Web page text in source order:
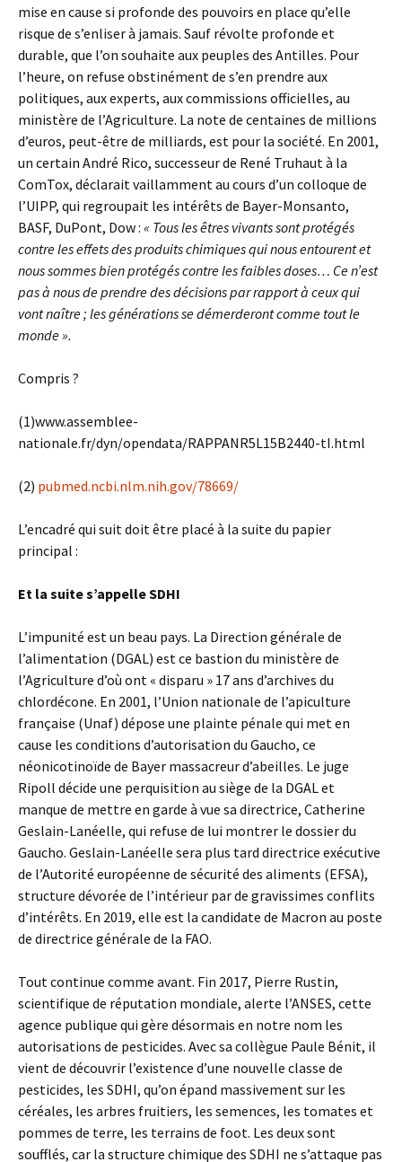
mise en cause si profonde des pouvoirs en place qu’elle
risque de s’enliser à jamais. Sauf révolte profonde et
durable, que l’on souhaite aux peuples des Antilles. Pour
l’heure, on refuse obstinément de s’en prendre aux
politiques, aux experts, aux commissions officielles, au
ministère de l’Agriculture. La note de centaines de millions
d’euros, peut-être de milliards, est pour la société. En 2001,
un certain André Rico, successeur de René Truhaut à la
ComTox, déclarait vaillamment au cours d’un colloque de
l’UIPP, qui regroupait les intérêts de Bayer-Monsanto,
BASF, DuPont, Dow : « Tous les êtres vivants sont protégés
contre les effets des produits chimiques qui nous entourent et
nous sommes bien protégés contre les faibles doses… Ce n’est
pas à nous de prendre des décisions par rapport à ceux qui
vont naître ; les générations se démerderont comme tout le
monde ».
Compris ?
(1)www.assemblee-
nationale.fr/dyn/opendata/RAPPANR5L15B2440-tI.html
(2) pubmed.ncbi.nlm.nih.gov/78669/
L’encadré qui suit doit être placé à la suite du papier
principal :
Et la suite s’appelle SDHI
L’impunité est un beau pays. La Direction générale de
l’alimentation (DGAL) est ce bastion du ministère de
l’Agriculture d’où ont « disparu » 17 ans d’archives du
chlordécone. En 2001, l’Union nationale de l’apiculture
française (Unaf) dépose une plainte pénale qui met en
cause les conditions d’autorisation du Gaucho, ce
néonicotinoïde de Bayer massacreur d’abeilles. Le juge
Ripoll décide une perquisition au siège de la DGAL et
manque de mettre en garde à vue sa directrice, Catherine
Geslain-Lanéelle, qui refuse de lui montrer le dossier du
Gaucho. Geslain-Lanéelle sera plus tard directrice exécutive
de l’Autorité européenne de sécurité des aliments (EFSA),
structure dévorée de l’intérieur par de gravissimes conflits
d’intérêts. En 2019, elle est la candidate de Macron au poste
de directrice générale de la FAO.
Tout continue comme avant. Fin 2017, Pierre Rustin,
scientifique de réputation mondiale, alerte l’ANSES, cette
agence publique qui gère désormais en notre nom les
autorisations de pesticides. Avec sa collègue Paule Bénit, il
vient de découvrir l’existence d’une nouvelle classe de
pesticides, les SDHI, qu’on épand massivement sur les
céréales, les arbres fruitiers, les semences, les tomates et
pommes de terre, les terrains de foot. Les deux sont
soufflés, car la structure chimique des SDHI ne s’attaque pas